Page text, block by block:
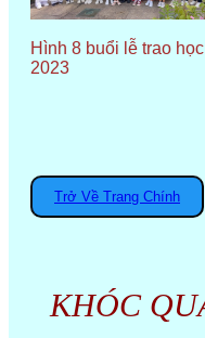
Hình 8 buổi lễ trao
2023
Trở Về Trang Chính
KHÓC